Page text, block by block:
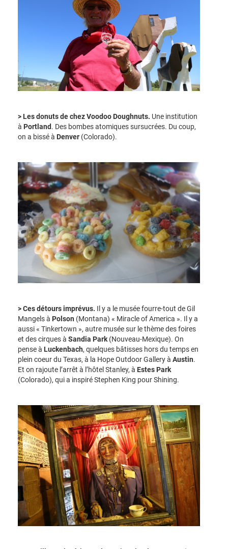
> Les donuts de chez Voodoo Doughnuts. Une institution
à Portland. Des bombes atomiques sursucrées. Du coup,
on a bissé à Denver (Colorado).
> Ces détours imprévus. Il y a le musée fourre-tout de Gil
Mangels à Polson (Montana) « Miracle of America ». Il y a
aussi « Tinkertown », autre musée sur le thème des foires
et des cirques à Sandia Park (Nouveau-Mexique). On
pense à Luckenbach, quelques bâtisses hors du temps en
plein coeur du Texas, à la Hope Outdoor Gallery à Austin.
Et on rajoute l’arrêt à l’hôtel Stanley, à Estes Park
(Colorado), qui a inspiré Stephen King pour Shining.